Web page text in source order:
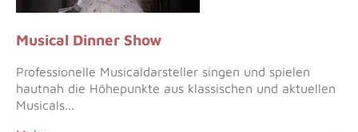
Musical Dinner Show
Professionelle Musicaldarsteller singen und spielen
hautnah die Höhepunkte aus klassischen und aktuellen
Musicals...